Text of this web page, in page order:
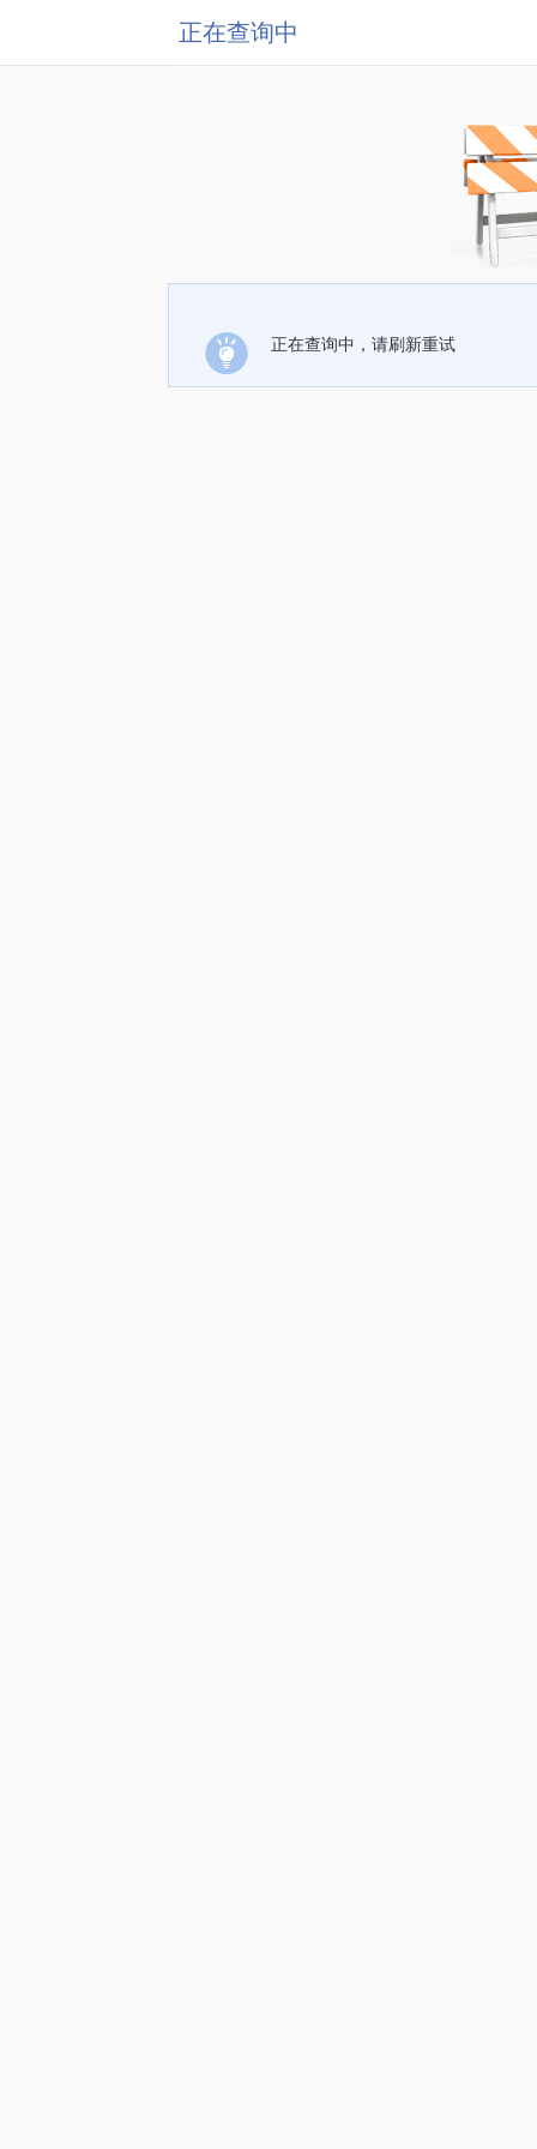
正在查询中
正在查询中，请刷新重试